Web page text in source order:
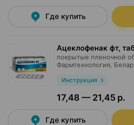
Где купить
Ацеклофенак фт,
покрытые пленочной
Фармтехнология ,
Инструкция
17,48 — 21,45 р.
Где купить